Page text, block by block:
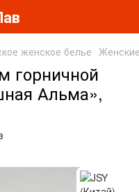
женское белье
горничной
Альма»,